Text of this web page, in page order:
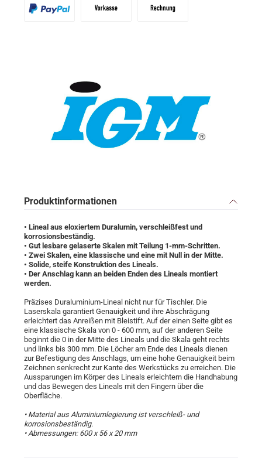
Produktinformationen
• Lineal aus eloxiertem Duralumin, verschleißfest und
korrosionsbeständig.
• Gut lesbare gelaserte Skalen mit Teilung 1-mm-Schritten.
• Zwei Skalen, eine klassische und eine mit Null in der Mitte.
• Solide, steife Konstruktion des Lineals.
• Der Anschlag kann an beiden Enden des Lineals montiert
werden.
Präzises Duraluminium-Lineal nicht nur für Tischler. Die
Laserskala garantiert Genauigkeit und ihre Abschrägung
erleichtert das Anreißen mit Bleistift. Auf der einen Seite gibt es
eine klassische Skala von 0 - 600 mm, auf der anderen Seite
beginnt die 0 in der Mitte des Lineals und die Skala geht rechts
und links bis 300 mm. Die Löcher am Ende des Lineals dienen
zur Befestigung des Anschlags, um eine hohe Genauigkeit beim
Zeichnen senkrecht zur Kante des Werkstücks zu erreichen. Die
Aussparungen im Körper des Lineals erleichtern die Handhabung
und das Bewegen des Lineals mit den Fingern über die
Oberfläche.
• Material aus Aluminiumlegierung ist verschleiß- und
korrosionsbeständig.
• Abmessungen: 600 x 56 x 20 mm